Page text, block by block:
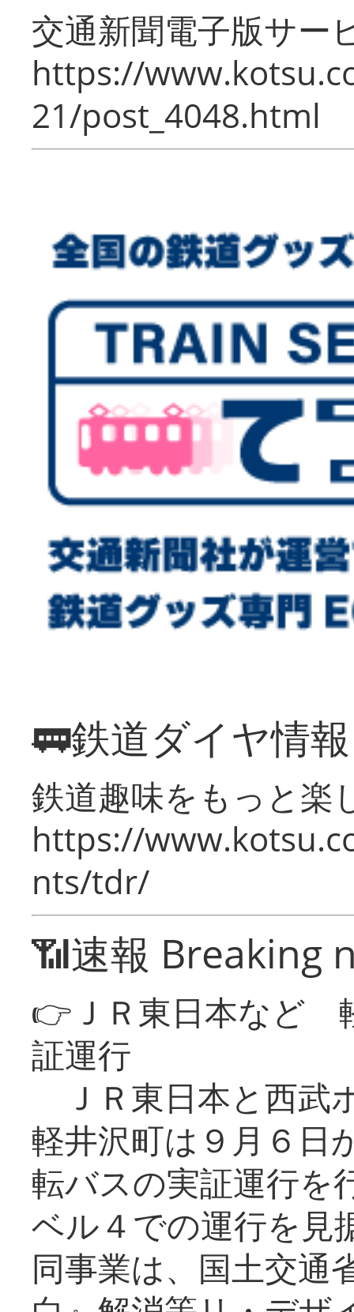
交通新聞電子版サー
https://
21/post_4048.html
🚃鉄道ダイヤ情
鉄道趣味をもっと楽
https://
nts/tdr/
📶速報 Breaking
👉ＪＲ東日本など
証運行
ＪＲ東日本と西武
軽井沢町は９月６日
転バスの実証運行を
ベル４での運行を見
同事業は、国土交通